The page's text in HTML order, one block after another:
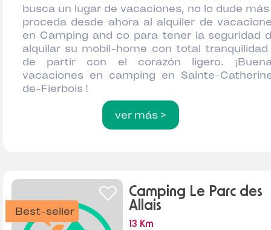
busca un lugar de vacaciones, no lo dude
proceda desde ahora al alquiler de
en Camping and co para tener la seguridad
alquilar su mobil-home con total tranquilidad
de partir con el corazón ligero.
vacaciones en camping en Sainte-
de-Fierbois !
ver más >
Best-seller
Camping Le Parc des
Allais
13 Km